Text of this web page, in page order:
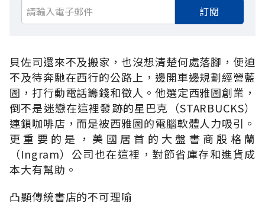
訂閱
貝佐司還來不及搬家，也沒想清楚何處落腳，便迫
不及待奔馳在西行的公路上，邊開車邊規劃經營藍
圖，打行動電話籌錢和徵人。他選定西雅圖創業，
倒不是迷戀在這裡發跡的星巴克（STARBUCKS）
連鎖咖啡店，而是被西雅圖的電腦軟體人力吸引。
更重要的是，美國居首的大盤書商殷格蘭
（Ingram）公司也在這裡，對節省庫存和進貨成
本大有幫助。
凸顯傳統書店的不可理喻